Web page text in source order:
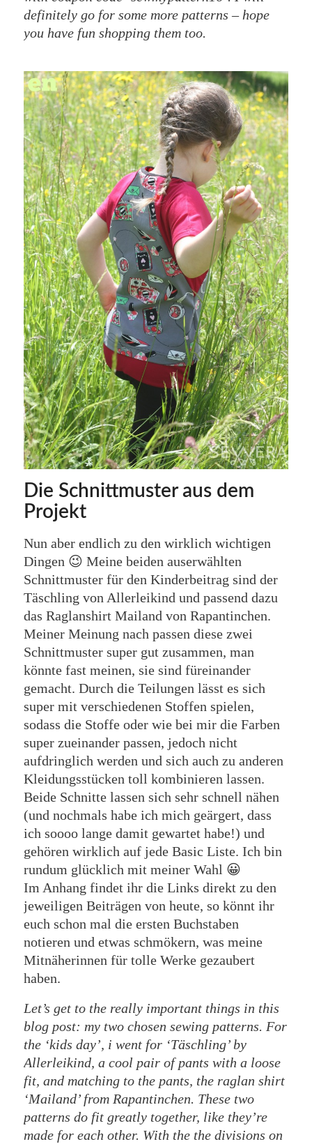
definitely go for some more patterns – hope
you have fun shopping them too.
Die Schnittmuster aus dem
Projekt
Nun aber endlich zu den wirklich wichtigen
Dingen 😉 Meine beiden auserwählten
Schnittmuster für den Kinderbeitrag sind der
Täschling von Allerleikind und passend dazu
das Raglanshirt Mailand von Rapantinchen.
Meiner Meinung nach passen diese zwei
Schnittmuster super gut zusammen, man
könnte fast meinen, sie sind füreinander
gemacht. Durch die Teilungen lässt es sich
super mit verschiedenen Stoffen spielen,
sodass die Stoffe oder wie bei mir die Farben
super zueinander passen, jedoch nicht
aufdringlich werden und sich auch zu anderen
Kleidungsstücken toll kombinieren lassen.
Beide Schnitte lassen sich sehr schnell nähen
(und nochmals habe ich mich geärgert, dass
ich soooo lange damit gewartet habe!) und
gehören wirklich auf jede Basic Liste. Ich bin
rundum glücklich mit meiner Wahl 😀
Im Anhang findet ihr die Links direkt zu den
jeweiligen Beiträgen von heute, so könnt ihr
euch schon mal die ersten Buchstaben
notieren und etwas schmökern, was meine
Mitnäherinnen für tolle Werke gezaubert
haben.
Let’s get to the really important things in this
blog post: my two chosen sewing patterns. For
the ‘kids day’, i went for ‘Täschling’ by
Allerleikind, a cool pair of pants with a loose
fit, and matching to the pants, the raglan shirt
‘Mailand’ from Rapantinchen. These two
patterns do fit greatly together, like they’re
made for each other. With the the divisions on